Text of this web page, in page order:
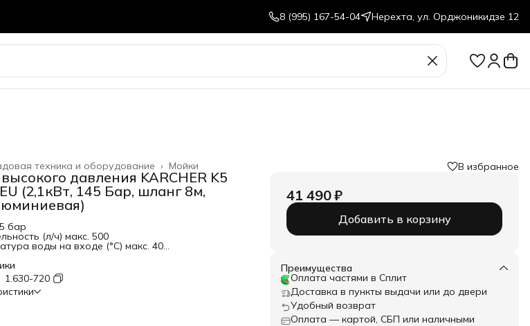
8 (995) 167-54-04 Нерехта, ул. Орджоникидзе 12
Мойки
техника и оборудование ›
давления KARCHER K5
(2,1кВт, 145 Бар, шланг 8м,
бар
(л/ч) макс. 500
воды на входе (°C) макс. 40
230
мощность (кВт) 2,1
по площади (м²/ч) 40
(кг) 11,5
х ширина х высота) (мм) 516 x 295 x 282
1.630-720
В избранное
41 490 ₽
Добавить в корзину
Преимущества
Оплата частями в Сплит
Доставка в пункты выдачи или до двери
Удобный возврат
Оплата — картой, СБП или наличными